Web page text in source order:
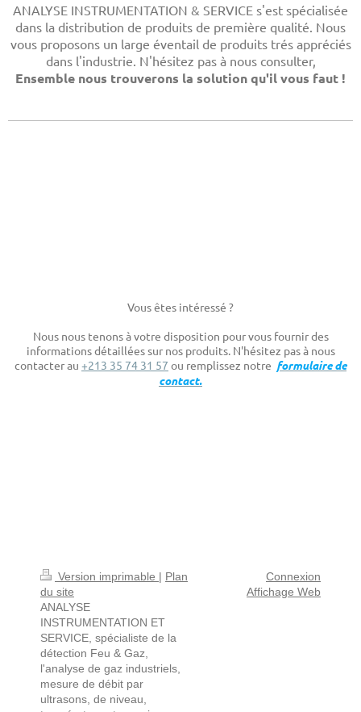
ANALYSE INSTRUMENTATION & SERVICE s'est spécialisée
dans la distribution de produits de première qualité. Nous
vous proposons un large éventail de produits trés appréciés
dans l'industrie. N'hésitez pas à nous consulter,
Ensemble nous trouverons la solution qu'il vous faut !
Vous êtes intéressé ?
Nous nous tenons à votre disposition pour vous fournir des
informations détaillées sur nos produits. N'hésitez pas à nous
contacter au +213 35 74 31 57 ou remplissez notre formulaire de
contact.
Version imprimable | Plan
du site
ANALYSE
INSTRUMENTATION ET
SERVICE, spécialiste de la
détection Feu & Gaz,
l'analyse de gaz industriels,
mesure de débit par
ultrasons, de niveau,
Connexion
Affichage Web